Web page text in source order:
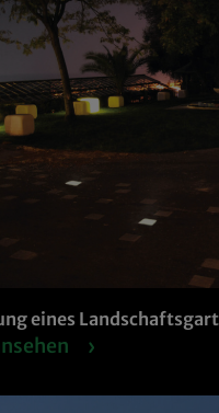
eines